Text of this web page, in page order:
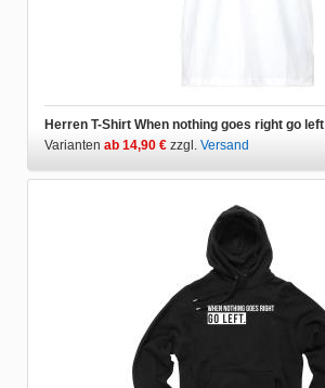
Herren T-Shirt When nothing goes right go left
Varianten ab 14,90 € zzgl. Versand